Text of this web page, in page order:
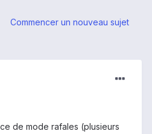
Commencer un nouveau sujet
de mode rafales (plusieurs